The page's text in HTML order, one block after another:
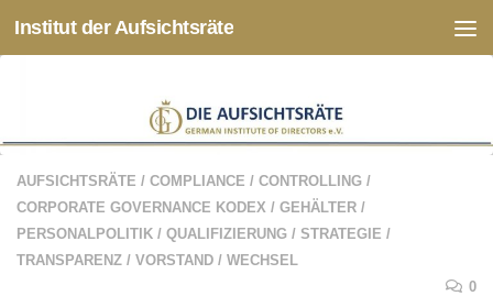
Zum Inhalt springen
Institut der Aufsichtsräte
AUFSICHTSRÄTE / COMPLIANCE / CONTROLLING /
CORPORATE GOVERNANCE KODEX / GEHÄLTER /
PERSONALPOLITIK / QUALIFIZIERUNG / STRATEGIE /
TRANSPARENZ / VORSTAND / WECHSEL
0